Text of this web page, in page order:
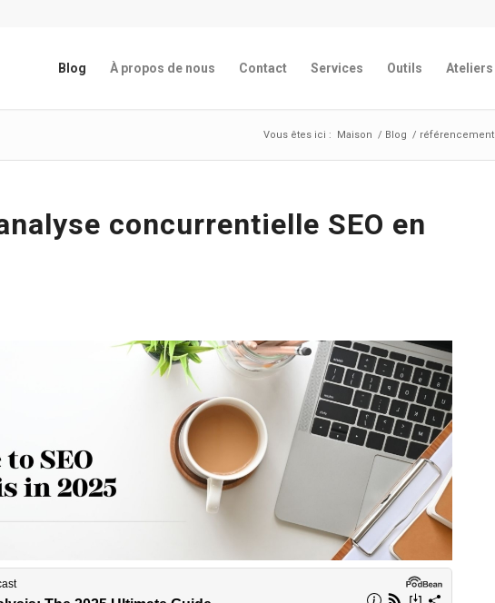
Blog À propos de nous Contact Services Outils Ateliers
Vous êtes ici : Maison / Blog / référencement
concurrentielle SEO en